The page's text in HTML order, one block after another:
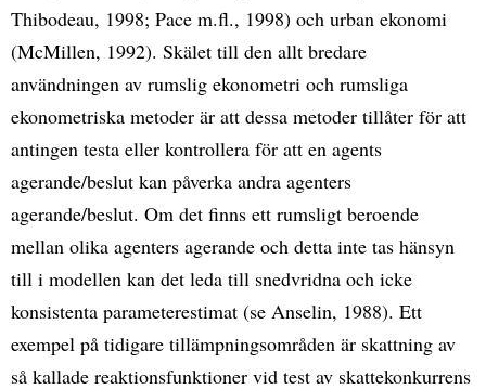
Thibodeau, 1998; Pace m.fl., 1998) och urban ekonomi
(McMillen, 1992). Skälet till den allt bredare
användningen av rumslig ekonometri och rumsliga
ekonometriska metoder är att dessa metoder tillåter för att
antingen testa eller kontrollera för att en agents
agerande/beslut kan påverka andra agenters
agerande/beslut. Om det finns ett rumsligt beroende
mellan olika agenters agerande och detta inte tas hänsyn
till i modellen kan det leda till snedvridna och icke
konsistenta parameterestimat (se Anselin, 1988). Ett
exempel på tidigare tillämpningsområden är skattning av
så kallade reaktionsfunktioner vid test av skattekonkurrens